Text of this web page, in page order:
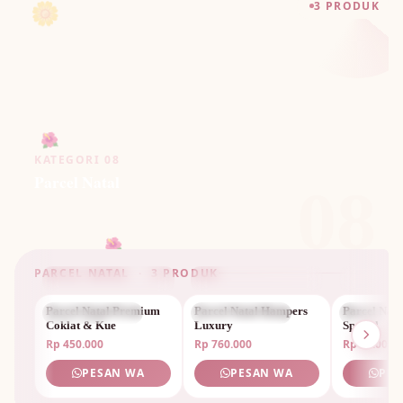
🌺
🌺
3 PRODUK
🌼
KATEGORI 08
PARCEL NATAL · 3 PRODUK
PARCEL NATAL
Parcel Natal Premium
Coklat & Kue
Rp 450.000
PESAN WA
PARCEL NATAL
Parcel Natal Hampers
Luxury
Rp 760.000
PESAN WA
PARCEL
Parcel
Spesial
Rp